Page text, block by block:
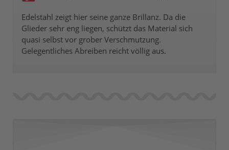
Edelstahl zeigt hier seine ganze Brillanz. Da die
Glieder sehr eng liegen, schützt das Material sich
quasi selbst vor grober Verschmutzung.
Gelegentliches Abreiben reicht völlig aus.